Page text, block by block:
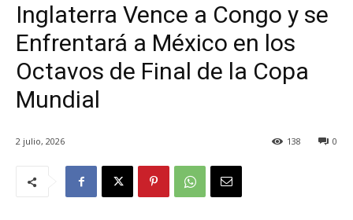
Inglaterra Vence a Congo y se
Enfrentará a México en los
Octavos de Final de la Copa
Mundial
2 julio, 2026 0
138